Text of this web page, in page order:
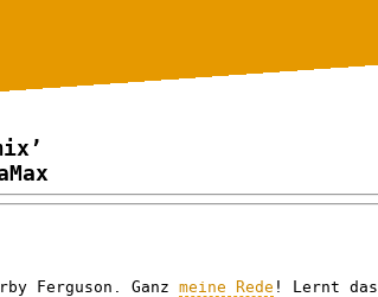
Ferguson. Ganz meine Rede ! Lernt das